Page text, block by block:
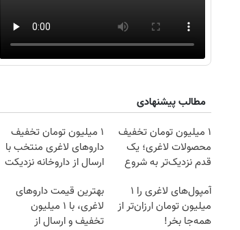
مطالب پیشنهادی
۱ میلیون تومان تخفیف
محصولات لاغری؛ یک
قدم نزدیک‌تر به شروع
۱ میلیون تومان تخفیف
داروهای لاغری منتخب با
ارسال از داروخانه نزدیکت
آمپول‌های لاغری را ۱
میلیون تومان ارزان‌تر از
همه‌جا بخر!
بهترین قیمت داروهای
لاغری، با ۱ میلیون
تخفیف و ارسال از
روزنامه‌های صبح شنبه ۱۷ مرداد ۱۴۰۵